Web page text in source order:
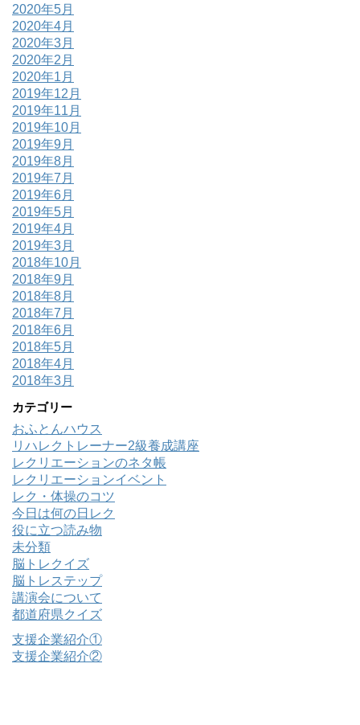
2020年5月
2020年4月
2020年3月
2020年2月
2020年1月
2019年12月
2019年11月
2019年10月
2019年9月
2019年8月
2019年7月
2019年6月
2019年5月
2019年4月
2019年3月
2018年10月
2018年9月
2018年8月
2018年7月
2018年6月
2018年5月
2018年4月
2018年3月
カテゴリー
おふとんハウス
リハレクトレーナー2級養成講座
レクリエーションのネタ帳
レクリエーションイベント
レク・体操のコツ
今日は何の日レク
役に立つ読み物
未分類
脳トレクイズ
脳トレステップ
講演会について
都道府県クイズ
支援企業紹介①
支援企業紹介②